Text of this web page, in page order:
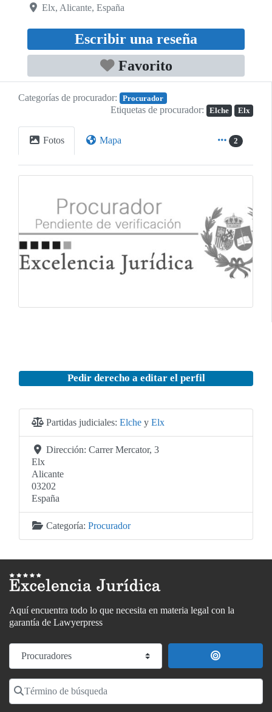
Elx, Alicante, España
Escribir una reseña
Favorito
Categorías de procurador: Procurador
Etiquetas de procurador: Elche Elx
Fotos Mapa 2
Pedir derecho a editar el perfil
Partidas judiciales: Elche y Elx
Dirección: Carrer Mercator, 3
Elx
Alicante
03202
España
Categoría: Procurador
Aquí encuentra todo lo que necesita en materia legal con la
garantía de Lawyerpress
Seleccionar el formulario de búsqueda
Buscar cerca
Término de búsqueda